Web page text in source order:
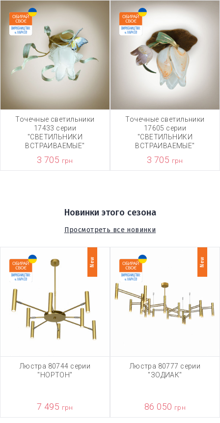
Точечные светильники
17433 серии
"СВЕТИЛЬНИКИ
ВСТРАИВАЕМЫЕ"
3 705 грн
Точечные светильники
17605 серии
"СВЕТИЛЬНИКИ
ВСТРАИВАЕМЫЕ"
3 705 грн
Новинки этого сезона
Просмотреть все новинки
New
Люстра 80744 серии
"НОРТОН"
7 495 грн
New
Люстра 80777 серии
"ЗОДИАК"
86 050 грн